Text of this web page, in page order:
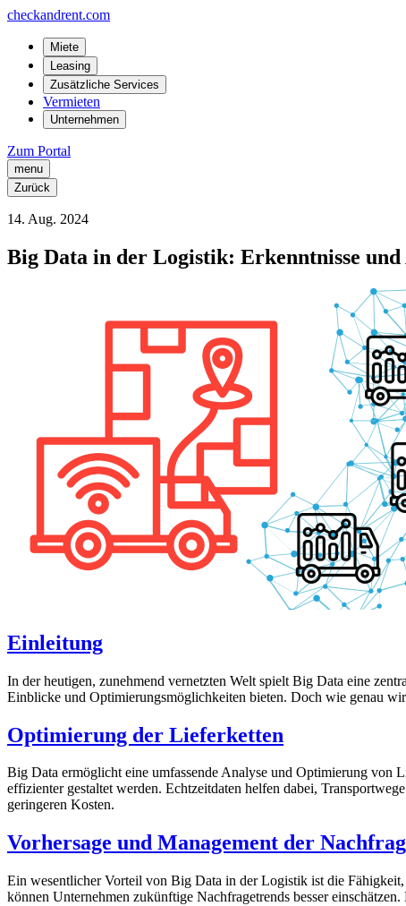
checkandrent.com
Miete
Leasing
Zusätzliche Services
Vermieten
Unternehmen
Zum Portal
menu
Zurück
14. Aug. 2024
Big Data in der Logistik: Erkenntnisse und
Einleitung
In der heutigen, zunehmend vernetzten Welt spielt Big Data eine
Einblicke und Optimierungsmöglichkeiten bieten. Doch wie genau
Optimierung der Lieferketten
Big Data ermöglicht eine umfassende Analyse und Optimierung von
effizienter gestaltet werden. Echtzeitdaten helfen dabei,
geringeren Kosten.
Vorhersage und Management der
Ein wesentlicher Vorteil von Big Data in der Logistik ist die
können Unternehmen zukünftige Nachfragetrends besser